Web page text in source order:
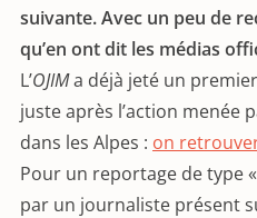
suivante. Avec un peu de
qu’en ont dit les médias
L’OJIMa déjà jeté un
juste après l’action menée
dans les Alpes : on
Pour un reportage de type
par un journaliste présent